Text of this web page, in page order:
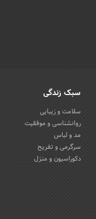
سبک زندگی
سلامت و زیبایی
روانشناسی و موفقیت
مد و لباس
سرگرمی و تفریح
دکوراسیون و منزل